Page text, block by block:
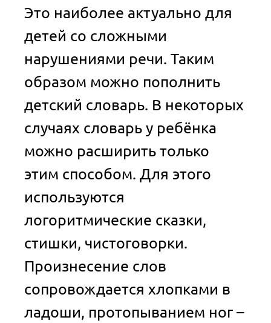
Это наиболее актуально для
детей со сложными
нарушениями речи. Таким
образом можно пополнить
детский словарь. В некоторых
случаях словарь у ребёнка
можно расширить только
этим способом. Для этого
используются
логоритмические сказки,
стишки, чистоговорки.
Произнесение слов
сопровождается хлопками в
ладоши, протопыванием ног –